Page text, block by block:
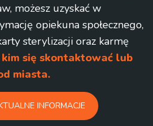
możesz uzyskać w
opiekuna społecznego,
sterylizacji oraz karmę
kim się skontaktować lub
miasta.
INFORMACJE